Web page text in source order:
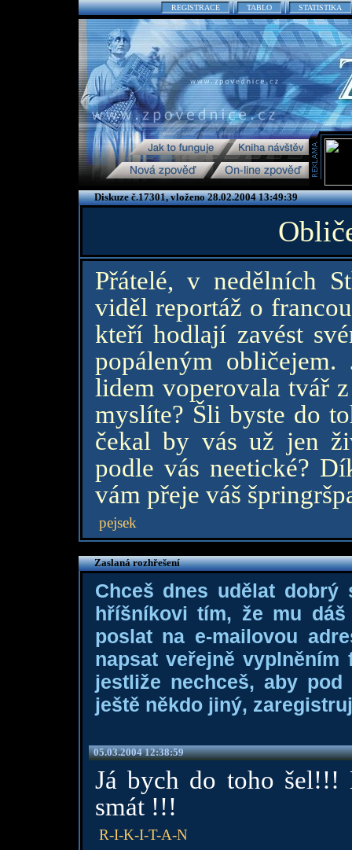
REGISTRACE TABLO STATISTIKA
Diskuze č.17301, vloženo 28.02.2004 13:49:39
Přátelé, v nedělních
viděl reportáž o
kteří hodlají zavést
popáleným
lidem voperovala tvář
myslíte? Šli byste do
čekal by vás už jen
podle vás neetické?
vám přeje váš
pejsek
Zaslaná rozhřešení
Chceš dnes udělat dobrý
hříšníkovi tím, že mu
poslat na e-mailovou
napsat veřejně
jestliže nechceš, aby
ještě někdo jiný,
05.03.2004 12:38:59
Já bych do toho šel!!!
smát !!!
R-I-K-I-T-A-N